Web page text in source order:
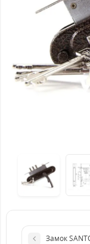
Замок